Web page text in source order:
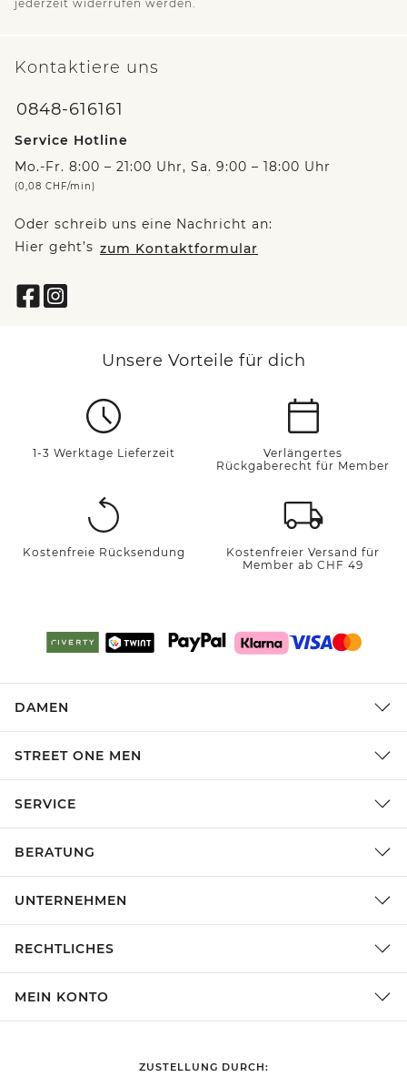
jederzeit widerrufen werden.
Kontaktiere uns
0848-616161
Service Hotline
Mo.-Fr. 8:00 – 21:00 Uhr, Sa. 9:00 – 18:00 Uhr
(0,08 CHF/min)
Oder schreib uns eine Nachricht an:
Hier geht’s zum Kontaktformular
Unsere Vorteile für dich
1-3 Werktage Lieferzeit
Verlängertes
Rückgaberecht für Member
Kostenfreie Rücksendung
Kostenfreier Versand für
Member ab CHF 49
DAMEN
STREET ONE MEN
SERVICE
BERATUNG
UNTERNEHMEN
RECHTLICHES
MEIN KONTO
ZUSTELLUNG DURCH: